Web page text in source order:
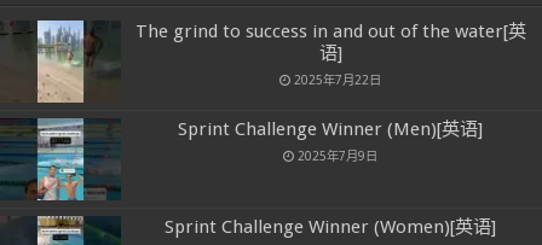
The grind to success in and out of the water[英
语]
2025年7月22日
Sprint Challenge Winner (Men)[英语]
2025年7月9日
Sprint Challenge Winner (Women)[英语]